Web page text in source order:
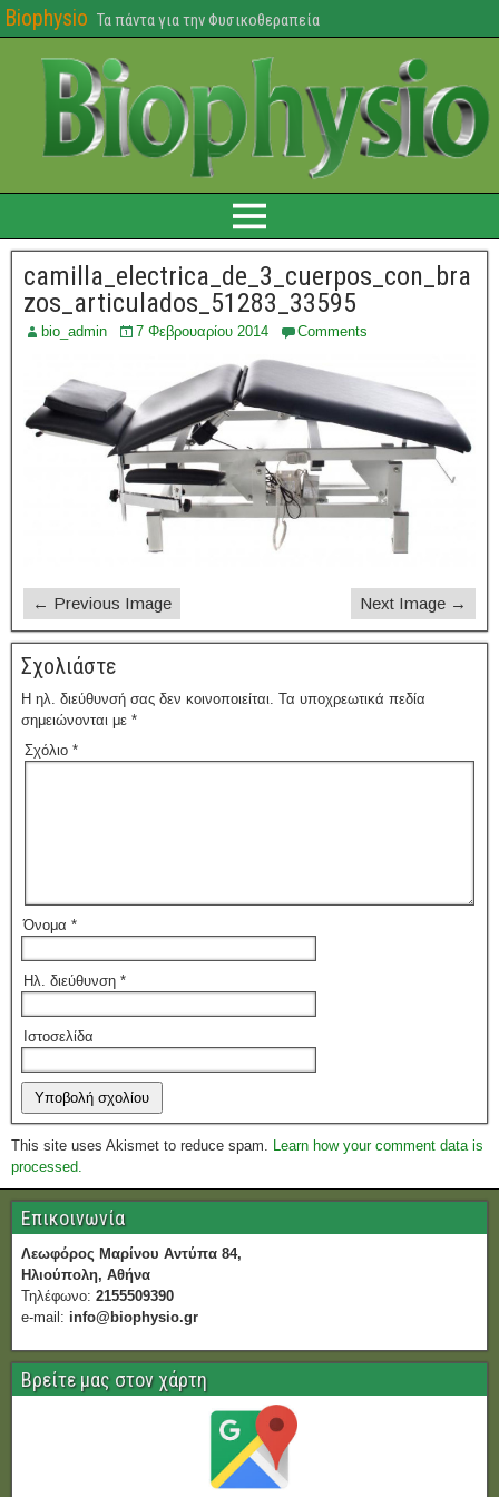
Biophysio Τα πάντα για την Φυσικοθεραπεία
camilla_electrica_de_3_cuerpos_con_bra
zos_articulados_51283_33595
bio_admin 7 Φεβρουαρίου 2014 Comments
← Previous Image Next Image →
Σχολιάστε
Η ηλ. διεύθυνσή σας δεν κοινοποιείται. Τα υποχρεωτικά πεδία
σημειώνονται με *
Σχόλιο *
Όνομα *
Ηλ. διεύθυνση *
Ιστοσελίδα
This site uses Akismet to reduce spam. Learn how your comment data is
processed.
Επικοινωνία
Λεωφόρος Μαρίνου Αντύπα 84,
Ηλιούπολη, Αθήνα
Τηλέφωνο: 2155509390
e-mail: info@biophysio.gr
Βρείτε μας στον χάρτη